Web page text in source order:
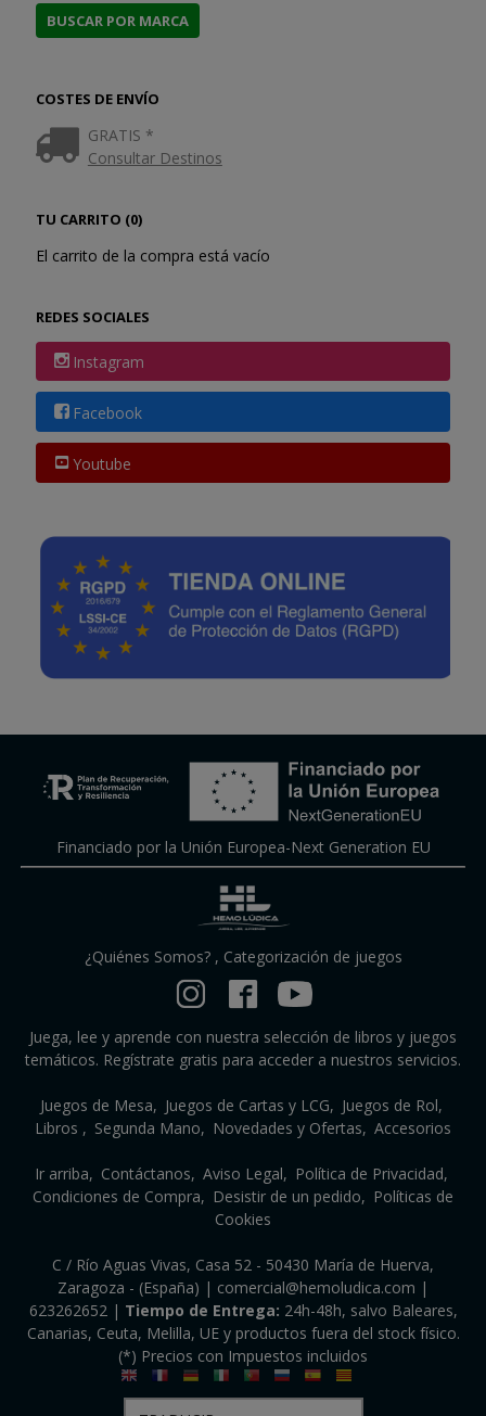
COSTES DE ENVÍO
GRATIS *
Consultar Destinos
TU CARRITO (0)
El carrito de la compra está vacío
REDES SOCIALES
Instagram
Facebook
Youtube
Financiado por la Unión Europea-Next Generation EU
¿Quiénes Somos?, Categorización de juegos
Juega, lee y aprende con nuestra selección de libros y juegos
temáticos. Regístrate gratis para acceder a nuestros servicios.
Juegos de Mesa Juegos de Cartas y LCG
Juegos de Rol
Libros
Segunda Mano Novedades y Ofertas Accesorios
Ir arriba Contáctanos Aviso Legal
Política de Privacidad
Condiciones de Compra
Desistir de un pedido
Políticas de
Cookies
C / Río Aguas Vivas, Casa 52 - 50430 María de Huerva,
Zaragoza - (España) | comercial@hemoludica.com |
623262652| Tiempo de Entrega: 24h-48h, salvo Baleares,
Canarias, Ceuta, Melilla, UE y productos fuera del stock físico.
(*) Precios con Impuestos incluidos